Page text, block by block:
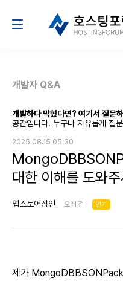
개발자 Q&A
개발하다 막혔다면? 여기서 질문
공간입니다. 누구나 자유롭게 질
2025.08.15 05:30
대한 이해를 도와
앱스토어장인 오래 전 인기
제가